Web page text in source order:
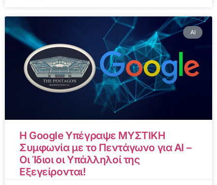
AI
Η Google Υπέγραψε ΜΥΣΤΙΚΗ
Συμφωνία με το Πεντάγωνο για AI –
Οι Ίδιοι οι Υπάλληλοί της
Εξεγείρονται!